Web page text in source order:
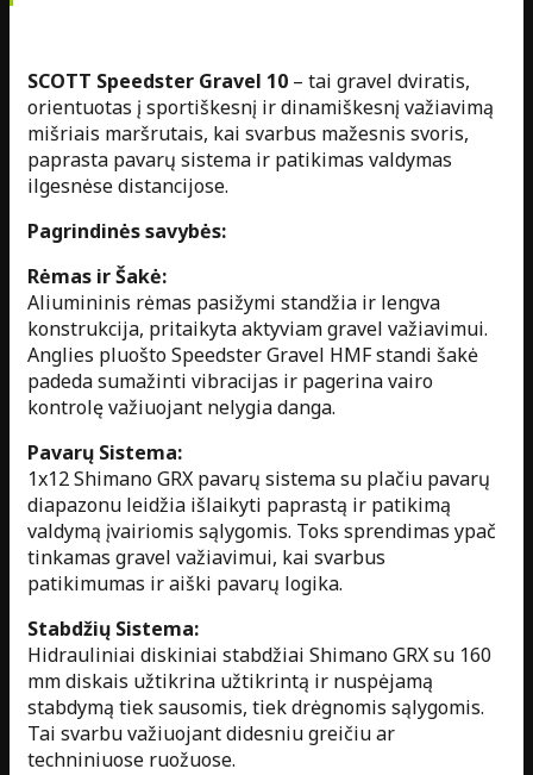
SCOTT Speedster Gravel 10 – tai gravel dviratis,
orientuotas į sportiškesnį ir dinamiškesnį važiavimą
mišriais maršrutais, kai svarbus mažesnis svoris,
paprasta pavarų sistema ir patikimas valdymas
ilgesnėse distancijose.
Pagrindinės savybės:
Rėmas ir Šakė:
Aliumininis rėmas pasižymi standžia ir lengva
konstrukcija, pritaikyta aktyviam gravel važiavimui.
Anglies pluošto Speedster Gravel HMF standi šakė
padeda sumažinti vibracijas ir pagerina vairo
kontrolę važiuojant nelygia danga.
Pavarų Sistema:
1x12 Shimano GRX pavarų sistema su plačiu pavarų
diapazonu leidžia išlaikyti paprastą ir patikimą
valdymą įvairiomis sąlygomis. Toks sprendimas ypač
tinkamas gravel važiavimui, kai svarbus
patikimumas ir aiški pavarų logika.
Stabdžių Sistema:
Hidrauliniai diskiniai stabdžiai Shimano GRX su 160
mm diskais užtikrina užtikrintą ir nuspėjamą
stabdymą tiek sausomis, tiek drėgnomis sąlygomis.
Tai svarbu važiuojant didesniu greičiu ar
techniniuose ruožuose.